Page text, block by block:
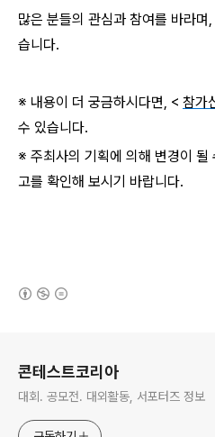
많은 분들의 관심과 참여를 바라
습니다.
※ 내용이 더 궁금하시다면, < 참가
수 있습니다.
※ 주최사의 기획에 의해 변경이 될
고를 확인해 보시기 바랍니다.
콘테스트코리아
대회. 공모전. 대외활동, 서포터즈 정보